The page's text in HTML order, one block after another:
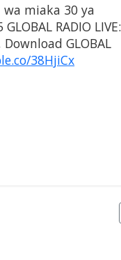
miaka 30 ya
RADIO LIVE:
Download GLOBAL
38HjiCx